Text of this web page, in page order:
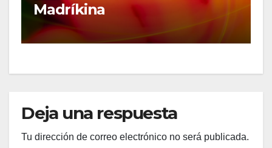
Madríkina
Deja una respuesta
Tu dirección de correo electrónico no será publicada.